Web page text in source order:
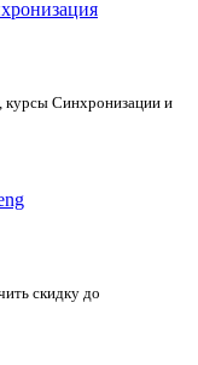
курсы Синхронизации и
скидку до